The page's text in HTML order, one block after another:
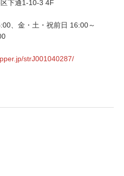
下通1-10-3 4F
、金・土・祝前日 16:00～
strJ001040287/